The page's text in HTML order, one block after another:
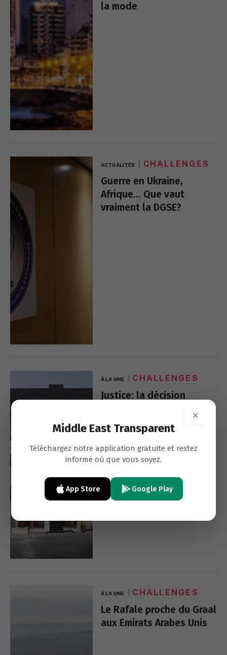
la mode
ACTUALITÉS CHALLENGES
Guerre en Ukraine,
Afrique… Que vaut
vraiment la DGSE?
À LA UNE CHALLENGES
Justice: la décision
les banques libanaises
À LA UNE CHALLENGES
Le Rafale proche du Graal
aux Emirats Arabes Unis
×
Middle East Transparent
Téléchargez notre application gratuite et restez
informé où que vous soyez.
App Store Google Play